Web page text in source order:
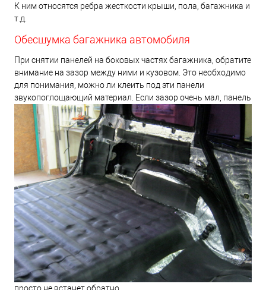
К ним относятся ребра жесткости крыши, пола, багажника и
т.д.
Обесшумка багажника автомобиля
При снятии панелей на боковых частях багажника, обратите
внимание на зазор между ними и кузовом. Это необходимо
для понимания, можно ли клеить под эти панели
звукопоглощающий материал. Если зазор очень мал, панель
просто не встанет обратно.